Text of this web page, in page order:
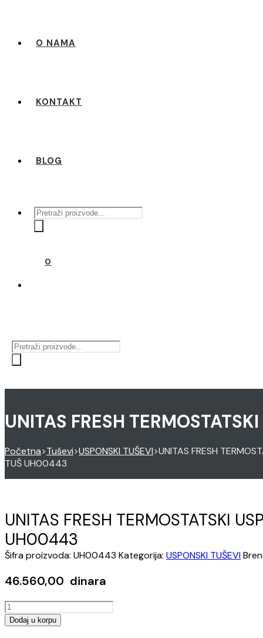
O NAMA
KONTAKT
BLOG
Products
search
0
Products
search
UNITAS FRESH
Početna>Tuševi>USPONSKI TUŠEVI>UNITAS FRESH
TUŠ UH00443
UNITAS FRESH TERMOSTATSKI
UH00443
Šifra proizvoda: UH00443 Kategorija: USPONSKI TUŠEVI
46.560,00 dinara
UNITAS
FRESH
Dodaj u korpu